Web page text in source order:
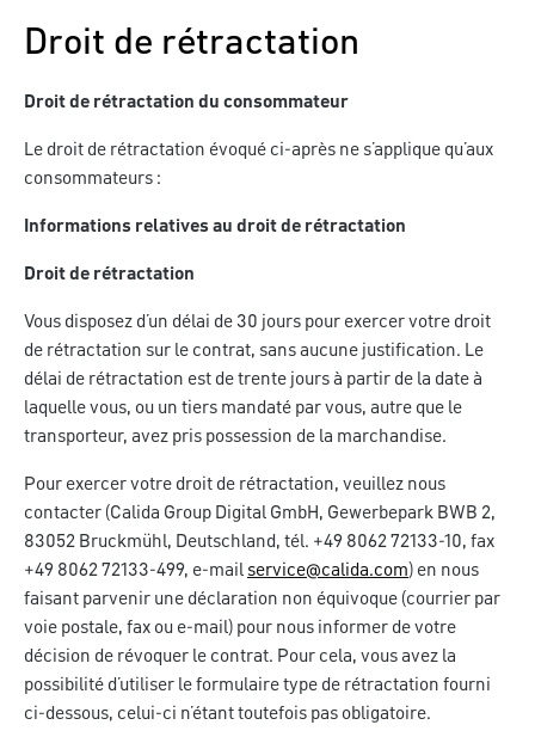
Droit de rétractation
Droit de rétractation du consommateur
Le droit de rétractation évoqué ci-après ne s’applique qu’aux
consommateurs :
Informations relatives au droit de rétractation
Droit de rétractation
Vous disposez d’un délai de 30 jours pour exercer votre droit
de rétractation sur le contrat, sans aucune justification. Le
délai de rétractation est de trente jours à partir de la date à
laquelle vous, ou un tiers mandaté par vous, autre que le
transporteur, avez pris possession de la marchandise.
Pour exercer votre droit de rétractation, veuillez nous
contacter (Calida Group Digital GmbH, Gewerbepark BWB 2,
83052 Bruckmühl, Deutschland, tél. +49 8062 72133-10, fax
+49 8062 72133-499, e-mailservice@calida.com) en nous
faisant parvenir une déclaration non équivoque (courrier par
voie postale, fax ou e-mail) pour nous informer de votre
décision de révoquer le contrat. Pour cela, vous avez la
possibilité d’utiliser le formulaire type de rétractation fourni
ci-dessous, celui-ci n’étant toutefois pas obligatoire.